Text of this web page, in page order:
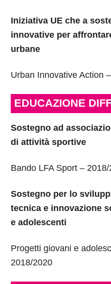
Iniziativa UE che a
innovative per
urbane
Urban Innovative Action
EDUCAZIONE
Sostegno ad
di attività sportive
Bando LFA Sport –
Sostegno per lo
tecnica e innovazione
e adolescenti
Progetti giovani e
2018/2020